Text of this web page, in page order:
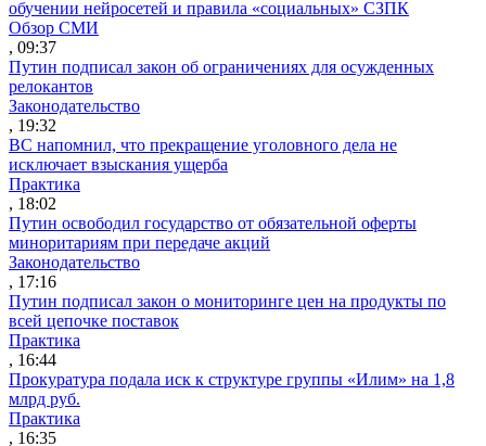
обучении нейросетей и правила «социальных» СЗПК
Обзор СМИ
, 09:37
Путин подписал закон об ограничениях для осужденных
релокантов
Законодательство
, 19:32
ВС напомнил, что прекращение уголовного дела не
исключает взыскания ущерба
Практика
, 18:02
Путин освободил государство от обязательной оферты
миноритариям при передаче акций
Законодательство
, 17:16
Путин подписал закон о мониторинге цен на продукты по
всей цепочке поставок
Практика
, 16:44
Прокуратура подала иск к структуре группы «Илим» на 1,8
млрд руб.
Практика
, 16:35